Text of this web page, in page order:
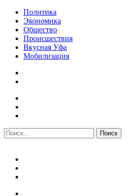
Политика
Экономика
Общество
Происшествия
Вкусная Уфа
Мобилизация